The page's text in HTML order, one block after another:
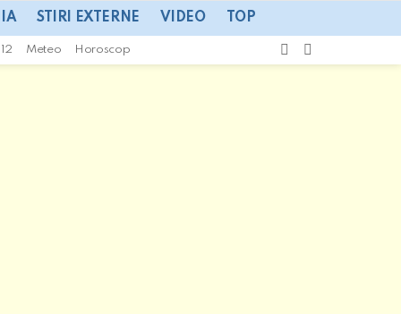
STIRI EXTERNE VIDEO TOP
Meteo Horoscop
SWITCH
SKIN